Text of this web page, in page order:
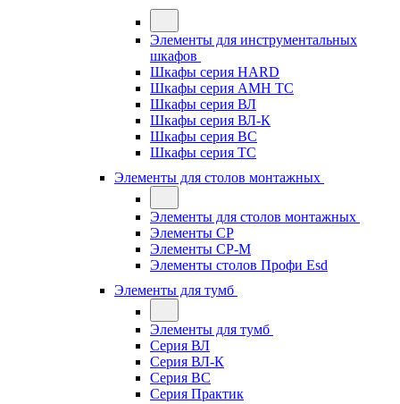
Элементы для инструментальных
шкафов
Шкафы серия HARD
Шкафы серия АМН ТС
Шкафы серия ВЛ
Шкафы серия ВЛ-К
Шкафы серия ВС
Шкафы серия ТС
Элементы для столов монтажных
Элементы для столов монтажных
Элементы СР
Элементы СР-М
Элементы столов Профи Esd
Элементы для тумб
Элементы для тумб
Серия ВЛ
Серия ВЛ-К
Серия ВС
Серия Практик